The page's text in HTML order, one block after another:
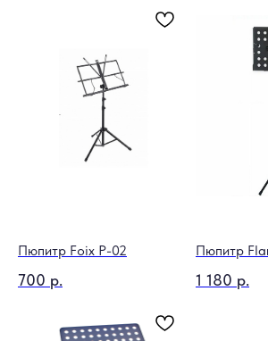
Пюпитр Foix P-02
700 р.
Пюпитр
1 180 р.